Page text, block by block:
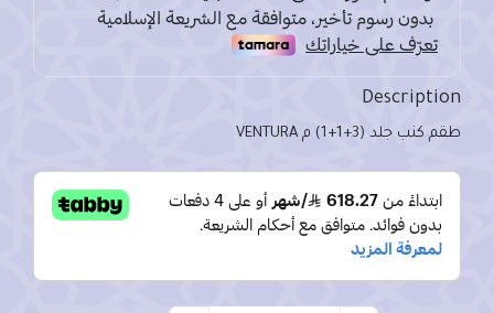
Description
طقم كنب جلد (3+1+1) م VENTURA